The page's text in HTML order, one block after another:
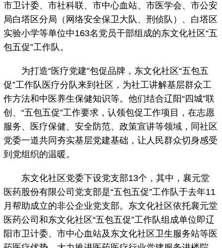
市卫计委、市社科联、市中心血站、市医学会、市公安
局白塔区分局（网络安全保卫大队、刑侦队）、白塔区
实验小学等单位中163名党员干部组成的东文化社区“五
包五促”工作队。
为打造“医疗党建”包促品牌，东文化社区“五包五
促”工作队医疗分队来到社区，为社工讲解基层群众工
作方法和中医养生保健知识等。他们结合辽阳“四城”联
创、“五包五促”工作要求，认领包促工作项目，在志愿
服务、医疗保健、安全防范、政策宣讲等领域，同社区
党委一道共同夯实基层党建基础，让人民群众切身感受
到党组织的温暖。
东文化社区党委下设党支部13个，其中，襄元堂
医药股份有限公司党支部是“五包五促”工作队于去年11
月帮助成立的非公企业党支部。东文化社区依托襄元堂
医药公司和东文化社区“五包五促”工作队组成单位即辽
阳市卫计委、市中心血站及东文化社区卫生服务站等医